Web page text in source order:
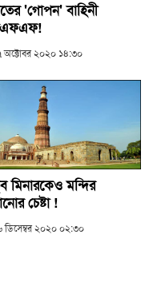
'গোপন' বাহিনী
অক্টোবর ২০২০ ১৪:৩০
মিনারকেও মন্দির
চেষ্টা !
২০২০ ০২:৩০